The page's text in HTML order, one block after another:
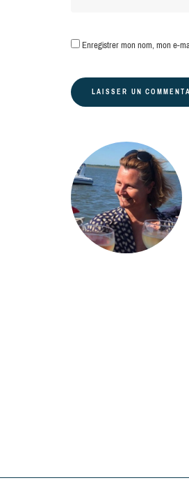
Enregistrer mon nom, mon e-